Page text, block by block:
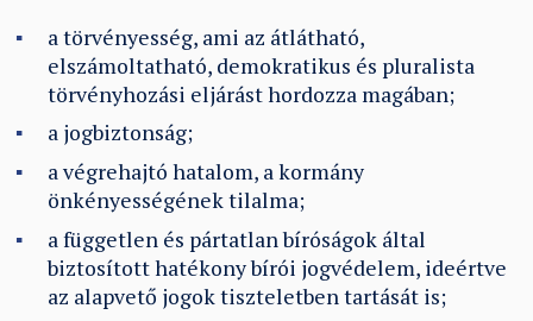
a törvényesség, ami az átlátható,
elszámoltatható, demokratikus és pluralista
törvényhozási eljárást hordozza magában;
a jogbiztonság;
a végrehajtó hatalom, a kormány
önkényességének tilalma;
a független és pártatlan bíróságok által
biztosított hatékony bírói jogvédelem, ideértve
az alapvető jogok tiszteletben tartását is;